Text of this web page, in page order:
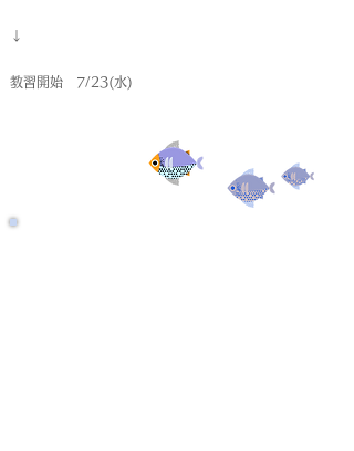
↓
教習開始 7/23(水)